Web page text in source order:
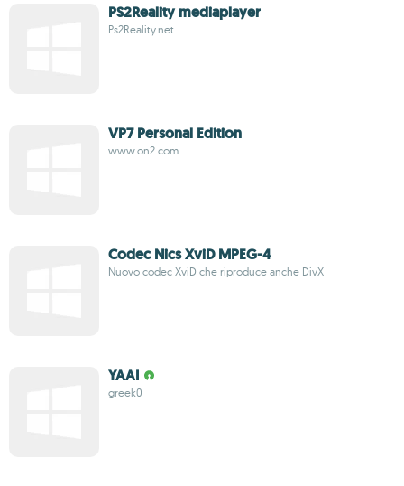
PS2Reality mediaplayer
Ps2Reality.net
VP7 Personal Edition
www.on2.com
Codec Nics XviD MPEG-4
Nuovo codec XviD che riproduce anche DivX
YAAI
greek0